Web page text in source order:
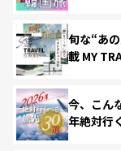
旬な“あ
載 MY
今、こん
年絶対行